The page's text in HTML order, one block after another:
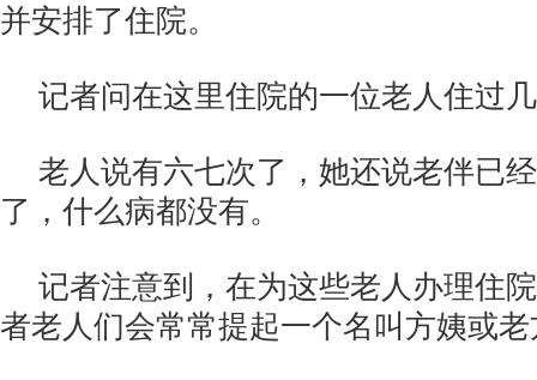
并安排了住院。
记者问在这里住院的一位老人住过
老人说有六七次了，她还说老伴已
了，什么病都没有。
记者注意到，在为这些老人办理住
者老人们会常常提起一个名叫方姨或